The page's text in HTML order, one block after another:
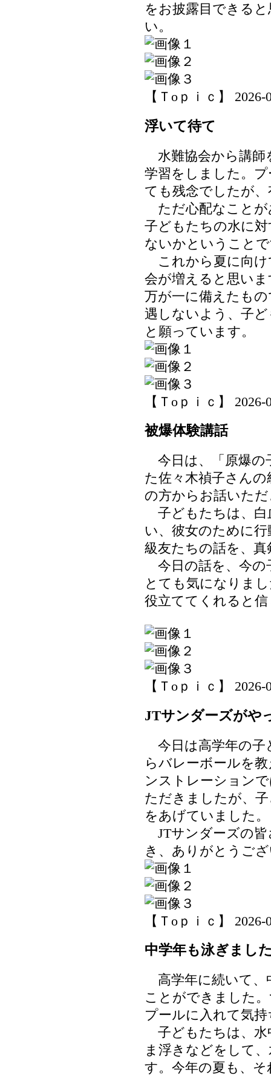
をお披露目できる
い。
【Ｔoｐｉｃ】 2026-
浮いて待て
水難協会から講師
学習をしました。
ても残念でしたが
ただ心配なことが
子どもたちの水に
ないかということ
これから夏に向け
会が増えると思い
万が一に備えたも
遇しないよう、子
と願っています。
【Ｔoｐｉｃ】 2026-
被爆体験講話
今日は、「原爆の
た佐々木禎子さん
の方からお話いた
子どもたちは、白
い、彼女のために
級友たちの話を、
今日の話を、今の
とても気になりま
役立ててくれると
【Ｔoｐｉｃ】 2026-
JTサンダーズがや
今日は高学年の子
らバレーボールを
ンストレーション
ただきましたが、
をあげていました。
JTサンダーズの皆
き、ありがとうご
【Ｔoｐｉｃ】 2026-
中学年も泳ぎまし
高学年に続いて、
ことができました
プールに入れて気
子どもたちは、水
ま浮きなどをして
す。今年の夏も、